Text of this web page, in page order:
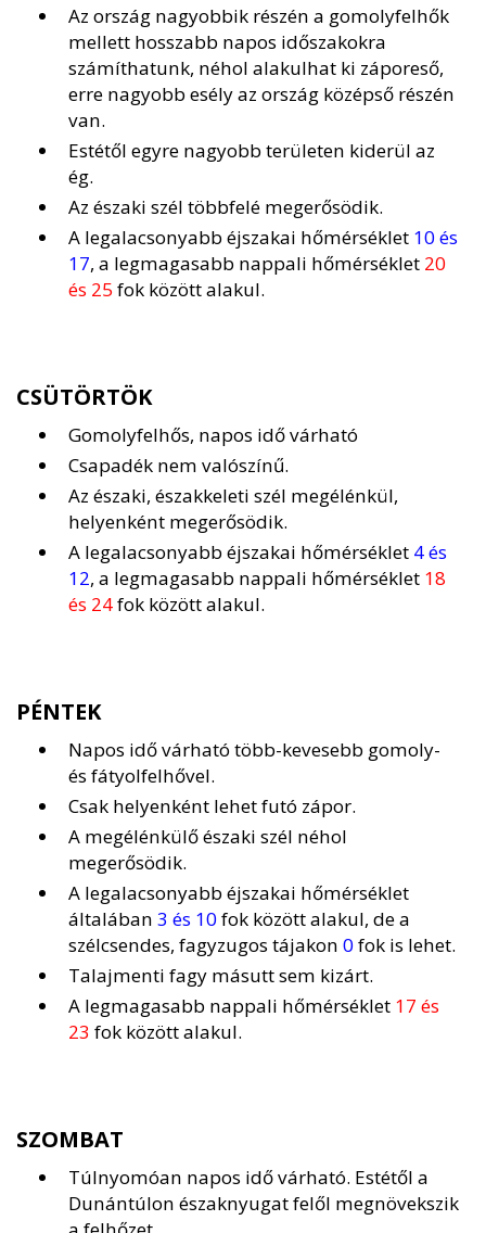
Az ország nagyobbik részén a gomolyfelhők
mellett hosszabb napos időszakokra
számíthatunk, néhol alakulhat ki záporeső,
erre nagyobb esély az ország középső részén
van.
Estétől egyre nagyobb területen kiderül az
ég.
Az északi szél többfelé megerősödik.
A legalacsonyabb éjszakai hőmérséklet 10 és
17, a legmagasabb nappali hőmérséklet 20
és 25 fok között alakul.
CSÜTÖRTÖK
Gomolyfelhős, napos idő várható
Csapadék nem valószínű.
Az északi, északkeleti szél megélénkül,
helyenként megerősödik.
A legalacsonyabb éjszakai hőmérséklet 4 és
12, a legmagasabb nappali hőmérséklet 18
és 24fok között alakul.
PÉNTEK
Napos idő várható több-kevesebb gomoly-
és fátyolfelhővel.
Csak helyenként lehet futó zápor.
A megélénkülő északi szél néhol
megerősödik.
A legalacsonyabb éjszakai hőmérséklet
általában 3 és 10fok között alakul, de a
szélcsendes, fagyzugos tájakon 0fok is lehet.
Talajmenti fagy másutt sem kizárt.
A legmagasabb nappali hőmérséklet 17 és
23 fok között alakul.
SZOMBAT
Túlnyomóan napos idő várható. Estétől a
Dunántúlon északnyugat felől megnövekszik